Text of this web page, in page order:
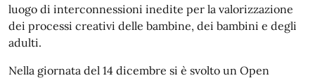
luogo di interconnessioni inedite per la valorizzazione
dei processi creativi delle bambine, dei bambini e degli
adulti.
Nella giornata del 14 dicembre si è svolto un Open